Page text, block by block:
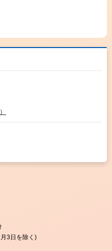
3日を除く)